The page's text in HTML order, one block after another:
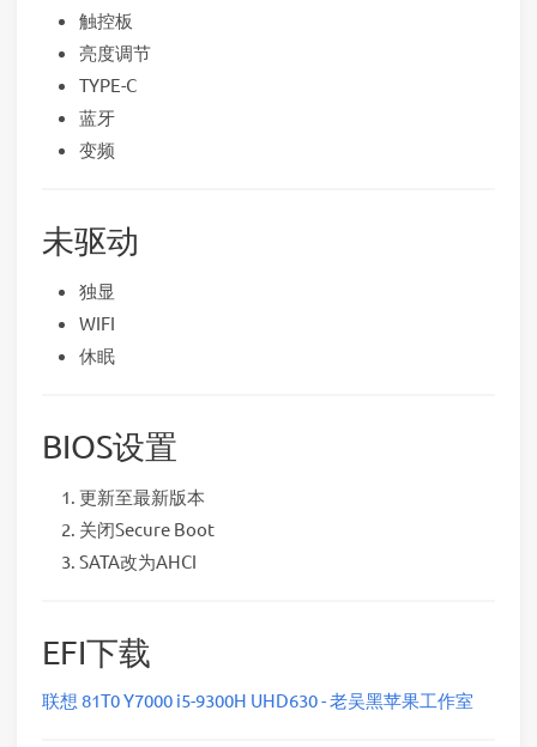
触控板
亮度调节
TYPE-C
蓝牙
变频
未驱动
独显
WIFI
休眠
BIOS设置
更新至最新版本
关闭Secure Boot
SATA改为AHCI
EFI下载
联想 81T0 Y7000 i5-9300H UHD630 - 老吴黑苹果工作室